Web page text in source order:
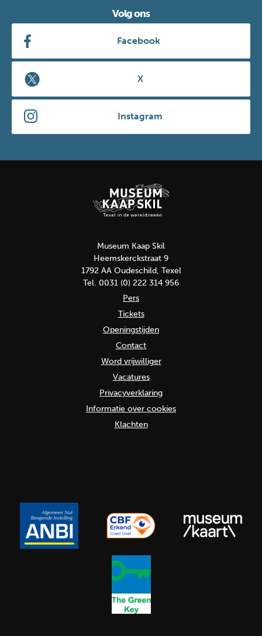
Volg ons
Facebook
X
Instagram
Museum Kaap Skil
Heemskerckstraat 9
1792 AA Oudeschild, Texel
Tel. 0031 (0) 222 314 956
Pers
Tickets
Openingstijden
Contact
Word vrijwilliger
Vacatures
Privacyverklaring
Informatie over cookies
Klachten